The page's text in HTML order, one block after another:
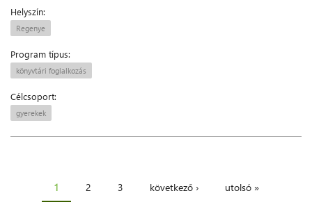
Helyszín:
Regenye
Program típus:
könyvtári foglalkozás
Célcsoport:
gyerekek
Oldalak
1 2 3 következő › utolsó »